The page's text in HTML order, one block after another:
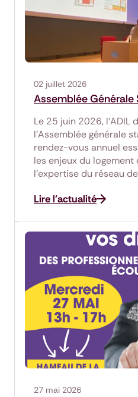
Assemblée
02 juillet 2026
Le 25 juin 2026, l'ADIL
l'Assemblée générale
rendez-vous annuel
les enjeux du
l'expertise du réseau
Lire l'actualité
27 mai 2026